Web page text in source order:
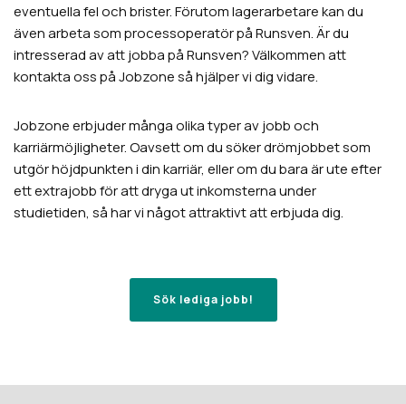
eventuella fel och brister. Förutom lagerarbetare kan du
även arbeta som processoperatör på Runsven. Är du
intresserad av att jobba på Runsven? Välkommen att
kontakta oss på Jobzone så hjälper vi dig vidare.
Jobzone erbjuder många olika typer av jobb och
karriärmöjligheter. Oavsett om du söker drömjobbet som
utgör höjdpunkten i din karriär, eller om du bara är ute efter
ett extrajobb för att dryga ut inkomsterna under
studietiden, så har vi något attraktivt att erbjuda dig.
Sök lediga jobb!